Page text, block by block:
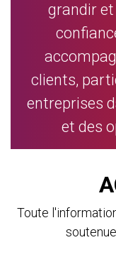
grandir
clients,
entreprises
et des
Toute